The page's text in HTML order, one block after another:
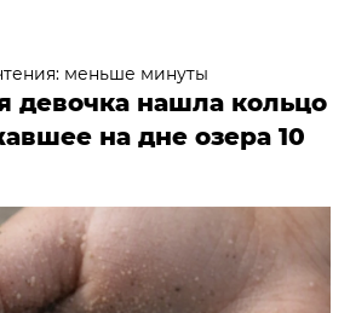
меньше минуты
девочка нашла кольцо
на дне озера 10